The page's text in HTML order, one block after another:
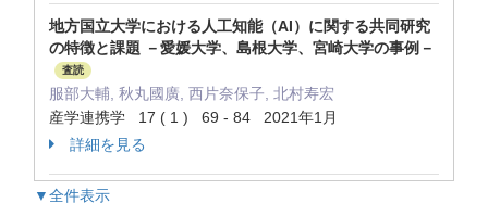
地方国立大学における人工知能（AI）に関する共同研究
の特徴と課題 －愛媛大学、島根大学、宮崎大学の事例－
査読
服部大輔, 秋丸國廣, 西片奈保子, 北村寿宏
産学連携学 17 ( 1 ) 69 - 84 2021年1月
詳細を見る
▼全件表示